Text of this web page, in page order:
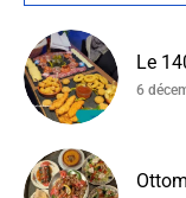
Le
6